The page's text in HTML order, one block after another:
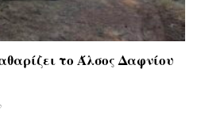
το Άλσος Δαφνίου